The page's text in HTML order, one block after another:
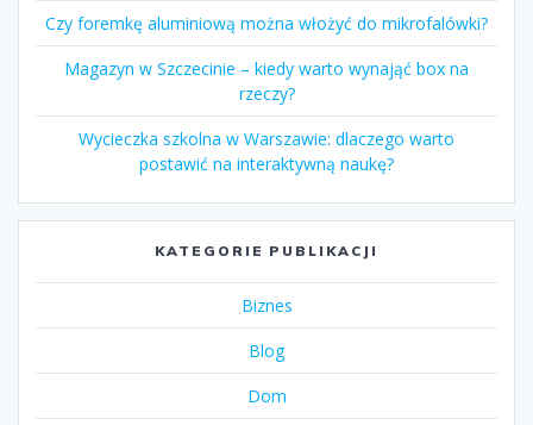
Czy foremkę aluminiową można włożyć do mikrofalówki?
Magazyn w Szczecinie – kiedy warto wynająć box na
rzeczy?
Wycieczka szkolna w Warszawie: dlaczego warto
postawić na interaktywną naukę?
KATEGORIE PUBLIKACJI
Biznes
Blog
Dom